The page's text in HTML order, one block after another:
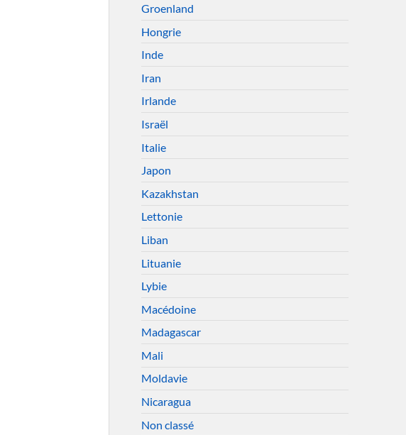
Groenland
Hongrie
Inde
Iran
Irlande
Israël
Italie
Japon
Kazakhstan
Lettonie
Liban
Lituanie
Lybie
Macédoine
Madagascar
Mali
Moldavie
Nicaragua
Non classé